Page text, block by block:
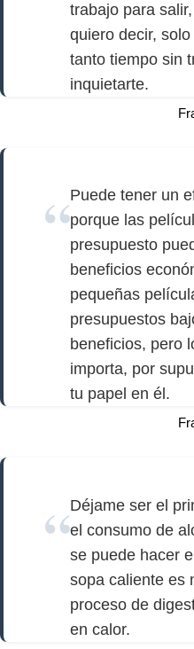
trabajo para
quiero decir,
tanto tiempo sin
inquietarte.
Puede tener un
porque las
presupuesto
beneficios
pequeñas
presupuestos
beneficios, pero
importa, por
tu papel en él.
Déjame ser el
el consumo de
se puede hacer
sopa caliente es
proceso de
en calor.